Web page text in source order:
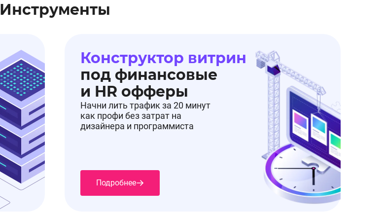
Инструменты
Конструктор витрин
под финансовые
и HR офферы
Начни лить трафик за 20 минут
как профи без затрат на
дизайнера и программиста
Подробнее